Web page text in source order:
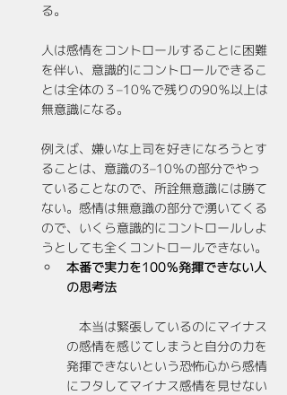
る。
人は感情をコントロールすることに困難
を伴い、意識的にコントロールできるこ
とは全体の３–10％で残りの90％以上は
無意識になる。
例えば、嫌いな上司を好きになろうとす
ることは、意識の3–10％の部分でやっ
ていることなので、所詮無意識には勝て
ない。感情は無意識の部分で湧いてくる
ので、いくら意識的にコントロールしよ
うとしても全くコントロールできない。
本番で実力を100％発揮できない人
の思考法
本当は緊張しているのにマイナス
の感情を感じてしまうと自分の力を
発揮できないという恐怖心から感情
にフタしてマイナス感情を見せない